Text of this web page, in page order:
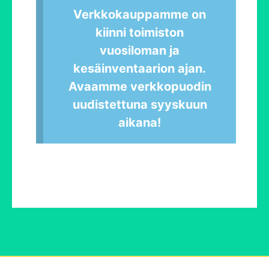
Verkkokauppamme on
kiinni toimiston
vuosiloman ja
kesäinventaarion ajan.
Avaamme verkkopuodin
uudistettuna syyskuun
aikana!